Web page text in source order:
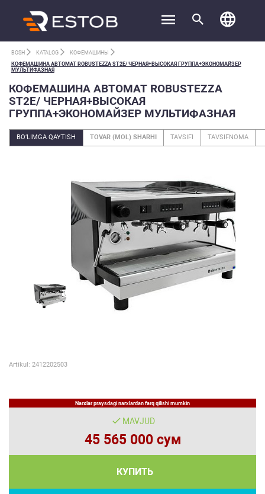
BOSH KATALOG
КОФЕМАШИНЫ
КОФЕМАШИНА АВТОМАТ ROBUSTEZZA ST2E/ ЧЕРНАЯ+ВЫСОКАЯ ГРУППА+ЭКОНОМАЙЗЕР
МУЛЬТИФАЗНАЯ
КОФЕМАШИНА АВТОМАТ ROBUSTEZZA
ST2E/ ЧЕРНАЯ+ВЫСОКАЯ
ГРУППА+ЭКОНОМАЙЗЕР МУЛЬТИФАЗНАЯ
BO‘LIMGA QAYTISH TOVAR (MOL) SHARHI TAVSIFI TAVSIFNOMA
Artikul: 2412202503
Narxlar praysdagi narxlardan farq qilishi mumkin
MAVJUD
45 565 000 сум
КУПИТЬ